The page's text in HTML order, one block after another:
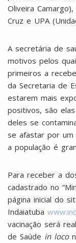
Oliveira
Cruz e UPA
A secretária de
motivos pelos
primeiros a
da Secretaria de
estarem mais
positivos, são
deles se
se afastar por
a população é
Para receber a
cadastrado no
página inicial do
Indaiatuba
vacinação será
de Saúde in loco